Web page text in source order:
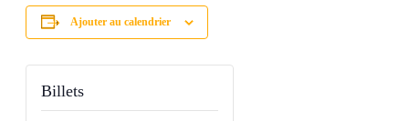
Ajouter au calendrier
Billets